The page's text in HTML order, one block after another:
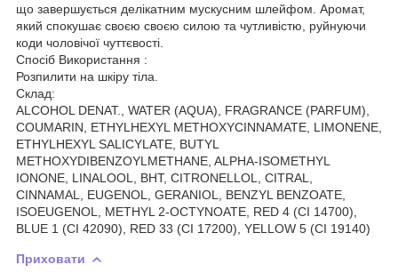
що завершується делікатним мускусним шлейфом. Аромат,
який спокушає своєю своєю силою та чутливістю, руйнуючи
коди чоловічої чуттєвості.
Спосіб Використання :
Розпилити на шкіру тіла.
Склад:
ALCOHOL DENAT., WATER (AQUA), FRAGRANCE (PARFUM),
COUMARIN, ETHYLHEXYL METHOXYCINNAMATE, LIMONENE,
ETHYLHEXYL SALICYLATE, BUTYL
METHOXYDIBENZOYLMETHANE, ALPHA-ISOMETHYL
IONONE, LINALOOL, BHT, CITRONELLOL, CITRAL,
CINNAMAL, EUGENOL, GERANIOL, BENZYL BENZOATE,
ISOEUGENOL, METHYL 2-OCTYNOATE, RED 4 (CI 14700),
BLUE 1 (CI 42090), RED 33 (CI 17200), YELLOW 5 (CI 19140)
Приховати